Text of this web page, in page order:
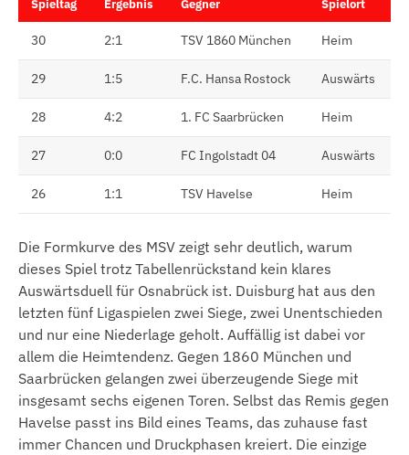
Spieltag Ergebnis Gegner Spielort
30 2:1 TSV 1860 München Heim
29 1:5 F.C. Hansa Rostock Auswärts
28 4:2 1. FC Saarbrücken Heim
27 0:0 FC Ingolstadt 04 Auswärts
26 1:1 TSV Havelse Heim
Die Formkurve des MSV zeigt sehr deutlich, warum
dieses Spiel trotz Tabellenrückstand kein klares
Auswärtsduell für Osnabrück ist. Duisburg hat aus den
letzten fünf Ligaspielen zwei Siege, zwei Unentschieden
und nur eine Niederlage geholt. Auffällig ist dabei vor
allem die Heimtendenz. Gegen 1860 München und
Saarbrücken gelangen zwei überzeugende Siege mit
insgesamt sechs eigenen Toren. Selbst das Remis gegen
Havelse passt ins Bild eines Teams, das zuhause fast
immer Chancen und Druckphasen kreiert. Die einzige